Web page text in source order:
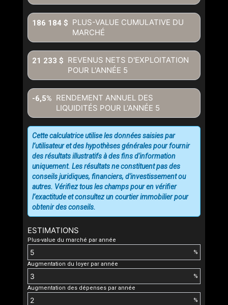
PLUS-VALUE CUMULATIVE DU
MARCHÉ
186 184 $
REVENUS NETS D'EXPLOITATION
POUR L'ANNÉE 5
21 233 $
RENDEMENT ANNUEL DES
LIQUIDITÉS POUR L'ANNÉE 5
-6,5%
ESTIMATIONS
Plus-value du marché par année
%
Augmentation du loyer par année
%
Augmentation des dépenses par année
%
Cette calculatrice utilise les données saisies par
l’utilisateur et des hypothèses générales pour fournir
des résultats illustratifs à des fins d'information
uniquement. Les résultats ne constituent pas des
conseils juridiques, financiers, d'investissement ou
autres. Vérifiez tous les champs pour en vérifier
l’exactitude et consultez un courtier immobilier pour
obtenir des conseils.